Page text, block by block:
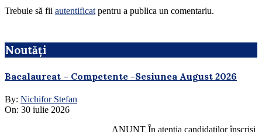
Trebuie să fii autentificat pentru a publica un comentariu.
Noutăți
Bacalaureat – Competente -Sesiunea August 2026
By: Nichifor Stefan
On: 30 iulie 2026
ANUNȚ În atenția candidaților înscriși